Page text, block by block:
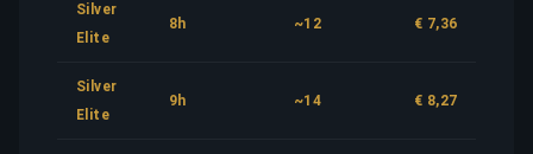
Silver
Elite
8h ~12 € 7,36
Silver
Elite
9h ~14 € 8,27